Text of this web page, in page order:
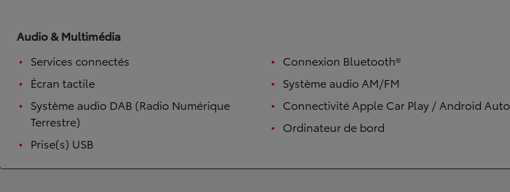
Audio & Multimédia
Services connectés
Écran tactile
Système audio DAB (Radio Numérique
Terrestre)
Prise(s) USB
Connexion Bluetooth®
Système audio AM/FM
Connectivité Apple Car Play / Android Auto
Ordinateur de bord